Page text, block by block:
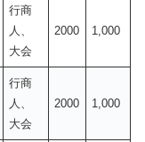
行商
人、
大会
2000 1,000
行商
人、
大会
2000 1,000